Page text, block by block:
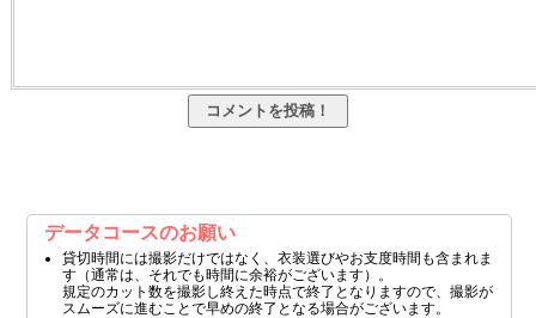
データコースのお願い
貸切時間には撮影だけではなく、衣装選びやお支度時間も含まれま
す（通常は、それでも時間に余裕がございます）。
規定のカット数を撮影し終えた時点で終了となりますので、撮影が
スムーズに進むことで早めの終了となる場合がございます。